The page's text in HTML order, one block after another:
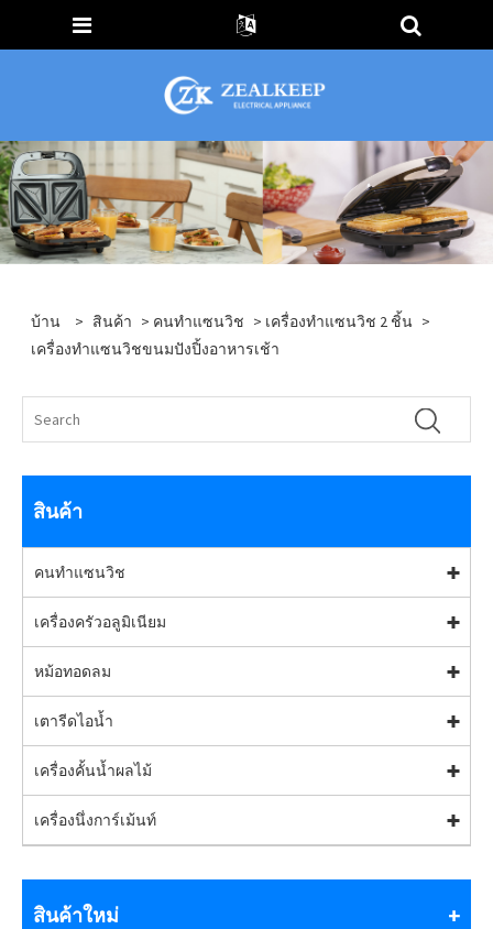
บ้าน > สินค้า > คนทำแซนวิช > เครื่องทำแซนวิช 2 ชิ้น >
เครื่องทำแซนวิชขนมปังปิ้งอาหารเช้า
สินค้า
คนทำแซนวิช
เครื่องครัวอลูมิเนียม
หม้อทอดลม
เตารีดไอน้ำ
เครื่องคั้นน้ำผลไม้
เครื่องนึ่งการ์เม้นท์
สินค้าใหม่